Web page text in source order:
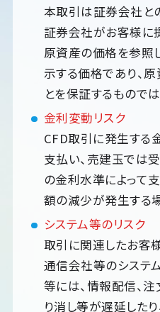
本取引は証券会社と
証券会社がお客様に
原資産の価格を参照
示する価格であり、
とを保証するもので
金利変動リスク
CFD取引に発生する
支払い、売建玉では
の金利水準によって
額の減少が発生する
システム等のリスク
取引に関連したお客
通信会社等のシステ
等には、情報配信、注
り消し等が遅延した